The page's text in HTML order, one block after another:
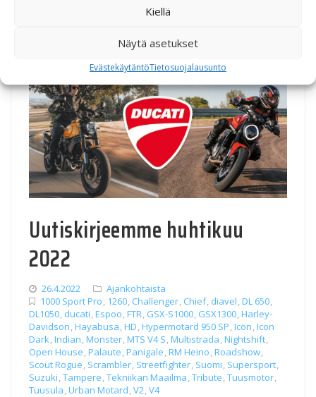
Kiellä
Näytä asetukset
EvästekäytäntöTietosuojalausunto
Uutiskirjeemme huhtikuu
2022
26.4.2022
Ajankohtaista
1000 Sport Pro, 1260, Challenger, Chief, diavel,DL 650,
DL1050, ducati,Espoo,FTR, GSX-S1000, GSX1300,Harley-
Davidson,Hayabusa,HD,Hypermotard 950 SP,Icon,Icon
Dark,Indian,Monster,MTS V4 S,Multistrada,Nightshift,
Open House,Palaute,Panigale,RM Heino,Roadshow,
Scout Rogue, Scrambler, Streetfighter, Suomi, Supersport,
Suzuki,Tampere,Tekniikan Maailma,Tribute,Tuusmotor,
Tuusula,Urban Motard,V2,V4